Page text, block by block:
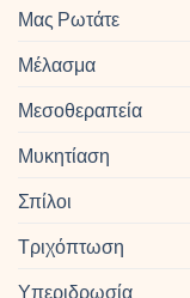
Μας Ρωτάτε
Μέλασμα
Μεσοθεραπεία
Μυκητίαση
Σπίλοι
Τριχόπτωση
Υπεριδρωσία